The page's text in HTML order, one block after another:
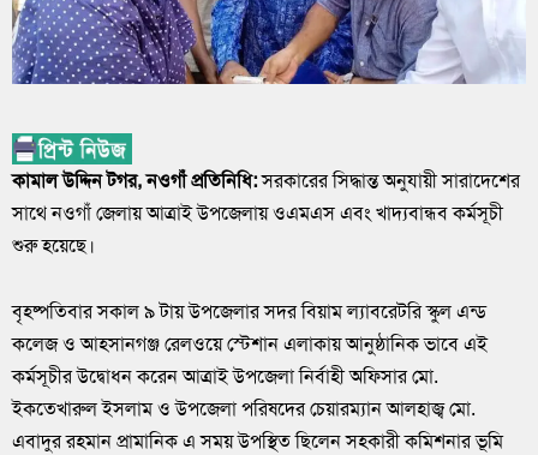
কামাল উদ্দিন টগর, নওগাঁ প্রতিনিধি:সরকারের সিদ্ধান্ত অনুযায়ী সারাদেশের
সাথে নওগাঁ জেলায় আত্রাই উপজেলায় ওএমএস এবং খাদ্যবান্ধব কর্মসূচী
শুরু হয়েছে।
বৃহষ্পতিবার সকাল ৯ টায় উপজেলার সদর বিয়াম ল্যাবরেটরি স্কুল এন্ড
কলেজ ও আহসানগঞ্জ রেলওয়ে স্টেশান এলাকায় আনুষ্ঠানিক ভাবে এই
কর্মসূচীর উদ্বোধন করেন আত্রাই উপজেলা নির্বাহী অফিসার মো.
ইকতেখারুল ইসলাম ও উপজেলা পরিষদের চেয়ারম্যান আলহাজ্ব মো.
এবাদুর রহমান প্রামানিক এ সময় উপস্থিত ছিলেন সহকারী কমিশনার ভূমি